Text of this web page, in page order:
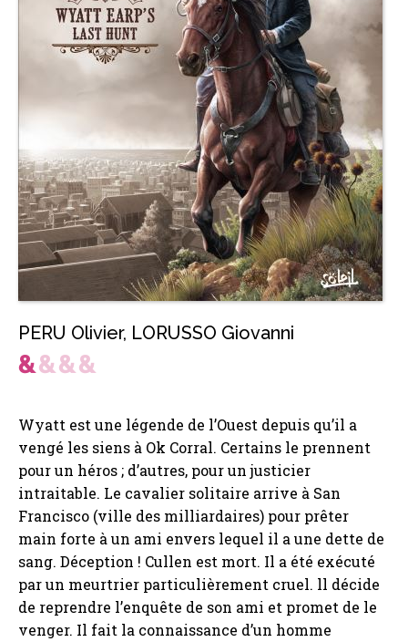
PERU Olivier, LORUSSO Giovanni
Wyatt est une légende de l’Ouest depuis qu’il a
vengé les siens à Ok Corral. Certains le prennent
pour un héros ; d’autres, pour un justicier
intraitable. Le cavalier solitaire arrive à San
Francisco (ville des milliardaires) pour prêter
main forte à un ami envers lequel il a une dette de
sang. Déception ! Cullen est mort. Il a été exécuté
par un meurtrier particulièrement cruel. ll décide
de reprendre l’enquête de son ami et promet de le
venger. Il fait la connaissance d’un homme